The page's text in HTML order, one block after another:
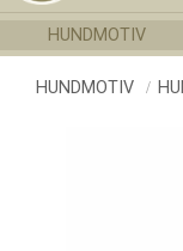
HUNDMOTIV
HUNDMOTIV